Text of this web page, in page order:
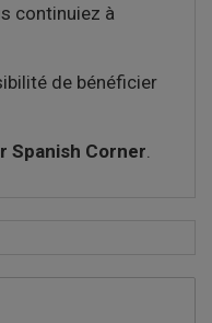
continuiez à
de bénéficier
Spanish Corner.